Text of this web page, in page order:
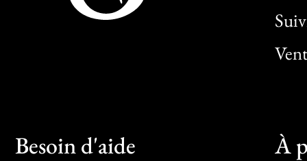
Besoin d'aide À